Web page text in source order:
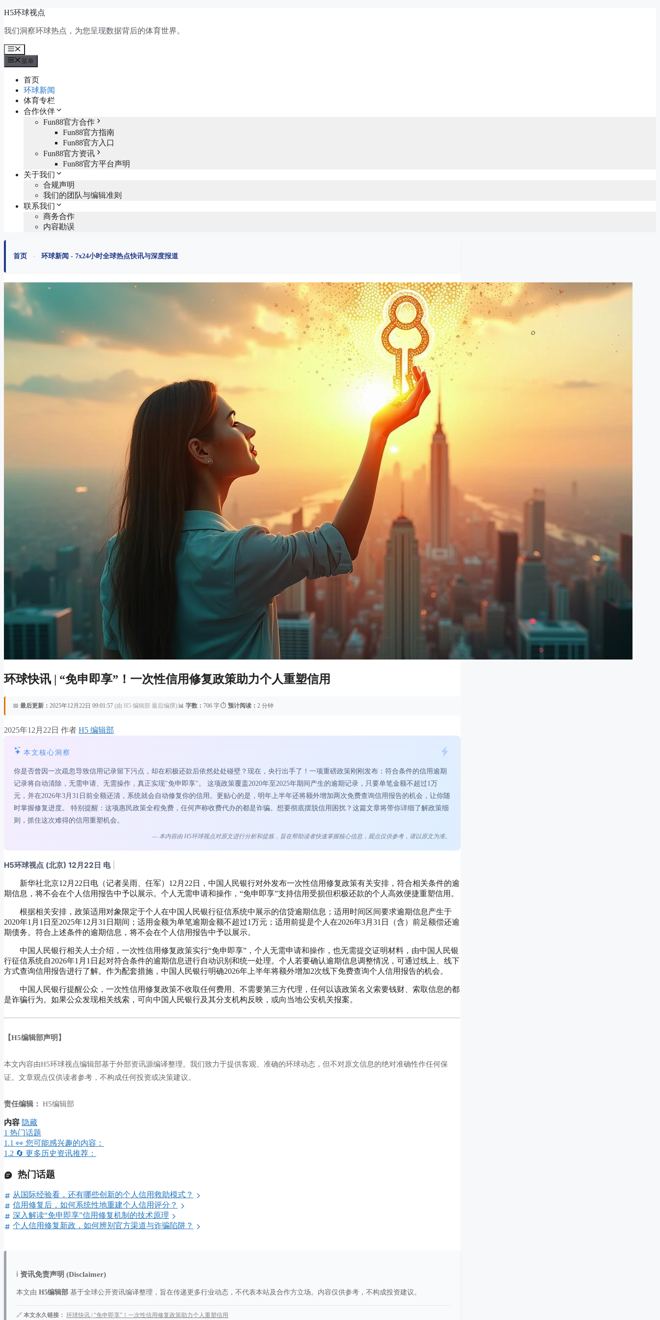
跳
内
容
H5环球视点
我们洞察环球热点，为您呈现数据背后的体育世界。
菜
单
菜单
首页
环球新闻
体育专栏
合作伙伴
Fun88官方合作
Fun88官方指南
Fun88官方入口
Fun88官方资讯
Fun88官方平台声明
关于我们
合规声明
我们的团队与编辑准则
联系我们
商务合作
内容勘误
首页 - 环球新闻 - 7x24小时全球热点快讯与深度报道
环球快讯 | “免申即享”！一次性信用修复政策助力个人重塑信用
📅 最后更新： 2025年12月22日 09:01:57 (由 H5 编辑部 最后编撰) 📊 字数： 706 字⏱️ 预计阅读： 2 分钟
2025年12月22日 作者 H5 编辑部
本文核心洞察
你是否曾因一次疏忽导致信用记录留下污点，却在积极还款后依然处处碰壁？现在，央行出手了！一项重磅政策刚刚发布：符合条件的信用逾期
记录将自动清除，无需申请、无需操作，真正实现"免申即享"。 这项政策覆盖2020年至2025年期间产生的逾期记录，只要单笔金额不超过1万
元，并在2026年3月31日前全额还清，系统就会自动修复你的信用。更贴心的是，明年上半年还将额外增加两次免费查询信用报告的机会，让你随
时掌握修复进度。 特别提醒：这项惠民政策全程免费，任何声称收费代办的都是诈骗。想要彻底摆脱信用困扰？这篇文章将带你详细了解政策细
则，抓住这次难得的信用重塑机会。
— 本内容由 H5环球视点对原文进行分析和提炼，旨在帮助读者快速掌握核心信息，观点仅供参考，请以原文为准。
H5环球视点 (北京) 12月22日 电
新华社北京12月22日电（记者吴雨、任军）12月22日，中国人民银行对外发布一次性信用修复政策有关安排，符合相关条件的逾
期信息，将不会在个人信用报告中予以展示。个人无需申请和操作，“免申即享”支持信用受损但积极还款的个人高效便捷重塑信用。
根据相关安排，政策适用对象限定于个人在中国人民银行征信系统中展示的信贷逾期信息；适用时间区间要求逾期信息产生于
2020年1月1日至2025年12月31日期间；适用金额为单笔逾期金额不超过1万元；适用前提是个人在2026年3月31日（含）前足额偿还逾
期债务。符合上述条件的逾期信息，将不会在个人信用报告中予以展示。
中国人民银行相关人士介绍，一次性信用修复政策实行“免申即享”，个人无需申请和操作，也无需提交证明材料，由中国人民银
行征信系统自2026年1月1日起对符合条件的逾期信息进行自动识别和统一处理。个人若要确认逾期信息调整情况，可通过线上、线下
方式查询信用报告进行了解。作为配套措施，中国人民银行明确2026年上半年将额外增加2次线下免费查询个人信用报告的机会。
中国人民银行提醒公众，一次性信用修复政策不收取任何费用、不需要第三方代理，任何以该政策名义索要钱财、索取信息的都
是诈骗行为。如果公众发现相关线索，可向中国人民银行及其分支机构反映，或向当地公安机关报案。
【H5编辑部声明】
本文内容由H5环球视点编辑部基于外部资讯源编译整理。我们致力于提供客观、准确的环球动态，但不对原文信息的绝对准确性作任何保
证。文章观点仅供读者参考，不构成任何投资或决策建议。
责任编辑： H5编辑部
内容 隐藏
1 热门话题
1.1 👀 您可能感兴趣的内容：
1.2 🔄 更多历史资讯推荐：
热门话题
从国际经验看，还有哪些创新的个人信用救助模式？
信用修复后，如何系统性地重建个人信用评分？
深入解读“免申即享”信用修复机制的技术原理
个人信用修复新政，如何辨别官方渠道与诈骗陷阱？
ℹ️ 资讯免责声明 (Disclaimer)
本文由 H5编辑部 基于全球公开资讯编译整理，旨在传递更多行业动态，不代表本站及合作方立场。内容仅供参考，不构成投资建议。
🔗 本文永久链接： 环球快讯 | “免申即享”！一次性信用修复政策助力个人重塑信用